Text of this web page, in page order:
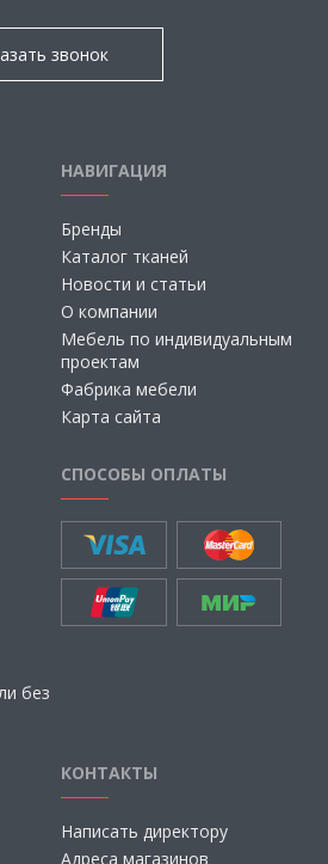
звонок
НАВИГАЦИЯ
Бренды
Каталог тканей
Новости и статьи
О компании
Мебель по индивидуальным
проектам
Фабрика мебели
Карта сайта
без
СПОСОБЫ ОПЛАТЫ
КОНТАКТЫ
Написать директору
Адреса магазинов